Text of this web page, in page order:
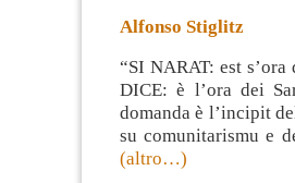
Alfonso Stiglitz
“SI NARAT: est
DICE: è l’ora dei
domanda è l’incipit
su comunitarismu e
(altro…)